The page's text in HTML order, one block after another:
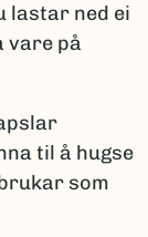
lastar ned ei
vare på
til å hugse
som